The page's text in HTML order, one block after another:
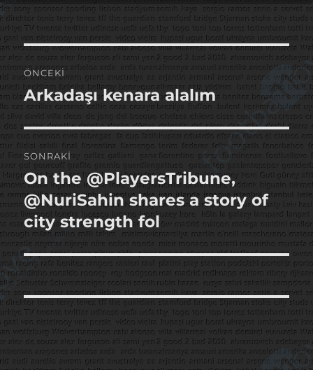
Yazı
gezinmesi
ÖNCEKI
Önceki
yazı:
Arkadaşı kenara alalım
SONRAKI
Sonraki
yazı:
On the @PlayersTribune,
@NuriSahin shares a story of
city strength fol